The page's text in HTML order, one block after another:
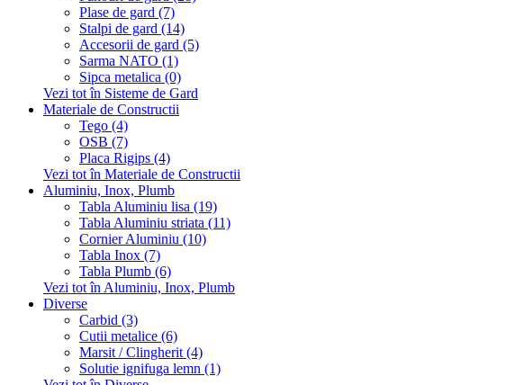
Plase de gard (7)
Stalpi de gard (14)
Accesorii de gard (5)
Sarma NATO (1)
Sipca metalica (0)
Vezi tot în Sisteme de Gard
Materiale de Constructii
Tego (4)
OSB (7)
Placa Rigips (4)
Vezi tot în Materiale de Constructii
Aluminiu, Inox, Plumb
Tabla Aluminiu lisa (19)
Tabla Aluminiu striata (11)
Cornier Aluminiu (10)
Tabla Inox (7)
Tabla Plumb (6)
Vezi tot în Aluminiu, Inox, Plumb
Diverse
Carbid (3)
Cutii metalice (6)
Marsit / Clingherit (4)
Solutie ignifuga lemn (1)